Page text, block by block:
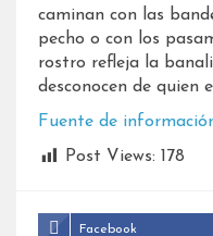
caminan con las
pecho o con los
rostro refleja la
desconocen de quien
Fuente de
Post Views: 178
Facebook